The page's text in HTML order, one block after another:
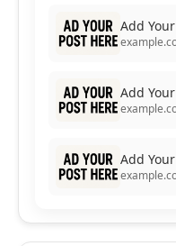
Add
Add
Add